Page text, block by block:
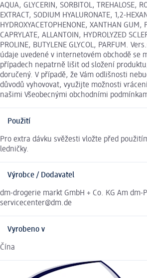
AQUA, GLYCERIN, SORBITOL, TREHALOSE,
EXTRACT, SODIUM HYALURONATE, 1,2-
HYDROXYACETOPHENONE, XANTHAN GUM,
CAPRYLATE, ALLANTOIN, HYDROLYZED
PROLINE, BUTYLENE GLYCOL, PARFUM.
údaje uvedené v internetovém obchodě se
případech nepatrně lišit od složení
doručený. V případě, že Vám odlišnosti
důvodů vyhovovat, využijte možnosti
našimi Všeobecnými obchodními
Použití
Pro extra dávku svěžesti vložte před
ledničky.
Výrobce / Dodavatel
dm-drogerie markt GmbH + Co. KG Am dm-
servicecenter@dm.de
Vyrobeno v
Čína